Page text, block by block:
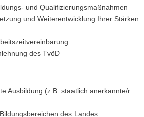
und Qualifizierungsmaßnahmen
und Weiterentwicklung Ihrer Stärken
des TvöD
Ausbildung (z.B. staatlich anerkannte/r
des Landes